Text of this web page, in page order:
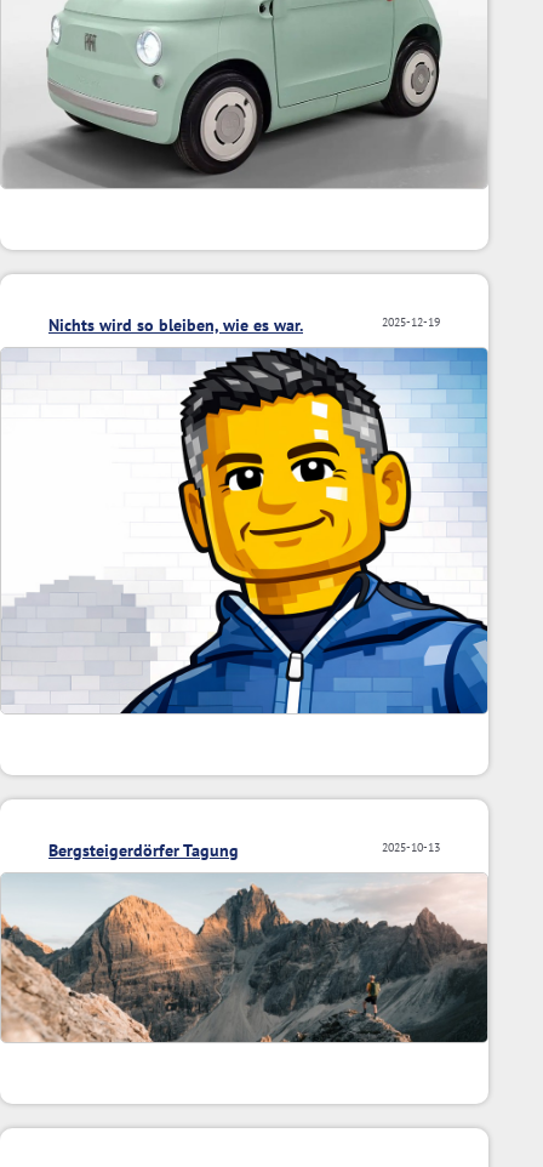
2025-12-19
Nichts wird so bleiben, wie es war.
2025-10-13
Bergsteigerdörfer Tagung